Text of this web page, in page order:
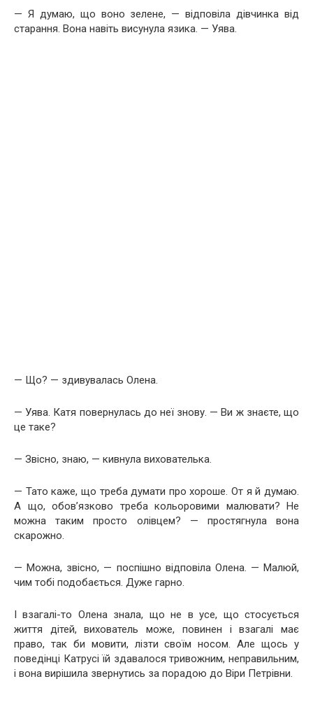
— Я думаю, що воно зелене, — відповіла дівчинка від
старання. Вона навіть висунула язика. — Уява.
— Що? — здивувалась Олена.
— Уява. Катя повернулась до неї знову. — Ви ж знаєте, що
це таке?
— Звісно, знаю, — кивнула вихователька.
— Тато каже, що треба думати про хороше. От я й думаю.
А що, обов’язково треба кольоровими малювати? Не
можна таким просто олівцем? — простягнула вона
скарожно.
— Можна, звісно, — поспішно відповіла Олена. — Малюй,
чим тобі подобається. Дуже гарно.
І взагалі-то Олена знала, що не в усе, що стосується
життя дітей, вихователь може, повинен і взагалі має
право, так би мовити, лізти своїм носом. Але щось у
поведінці Катрусі їй здавалося тривожним, неправильним,
і вона вирішила звернутись за порадою до Віри Петрівни.